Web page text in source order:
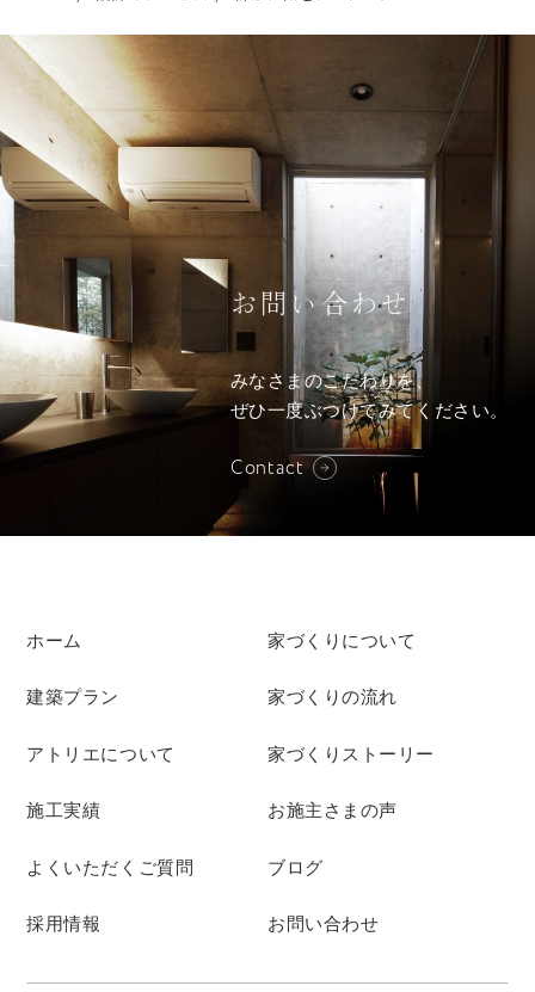
お問い合わせ
みなさまのこだわりを、
ぜひ一度ぶつけてみてください。
Contact
ホーム 家づくりについて
建築プラン 家づくりの流れ
アトリエについて 家づくりストーリー
施工実績 お施主さまの声
よくいただくご質問 ブログ
採用情報 お問い合わせ